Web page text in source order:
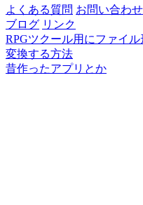
よくある質問 お問い合わせ
ブログ リンク
RPGツクール用にファイル
変換する方法
昔作ったアプリとか